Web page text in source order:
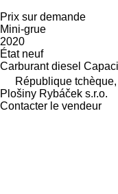
Prix sur demande
Mini-grue
2020
Étatneuf
Carburant diesel
République
Plošiny Rybáček s.r.o.
Contacter le vendeur